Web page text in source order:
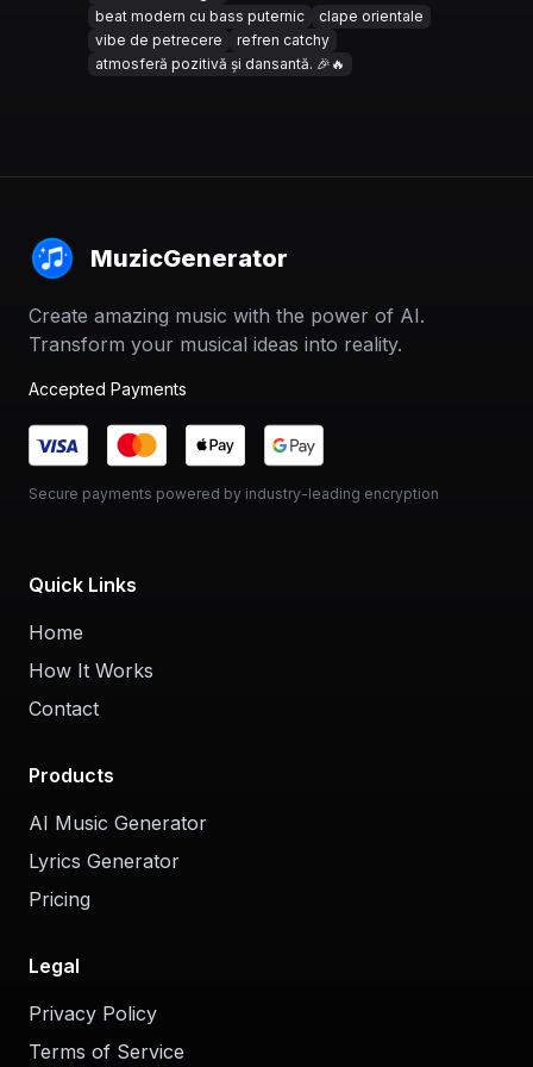
beat modern cu bass puternic
clape orientale
vibe de petrecere
refren catchy
atmosferă pozitivă și dansantă. 🎉🔥
MuzicGenerator
Create amazing music with the power of AI.
Transform your musical ideas into reality.
Accepted Payments
Secure payments powered by industry-leading encryption
Quick Links
Home
How It Works
Contact
Products
AI Music Generator
Lyrics Generator
Pricing
Legal
Privacy Policy
Terms of Service